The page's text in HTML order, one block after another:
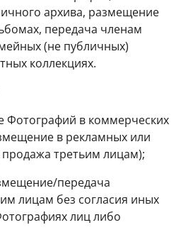
архива, размещение
передача членам
(не публичных)
коллекциях.
в коммерческих
в рекламных или
третьим лицам);
передача
лицам без согласия иных
лиц либо